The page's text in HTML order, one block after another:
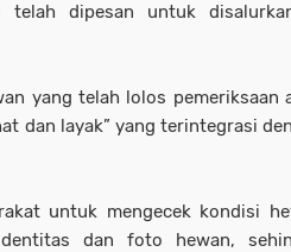
telah dipesan untuk
yang telah lolos pemeriksaan
dan layak” yang terintegrasi
untuk mengecek kondisi
dan foto hewan,